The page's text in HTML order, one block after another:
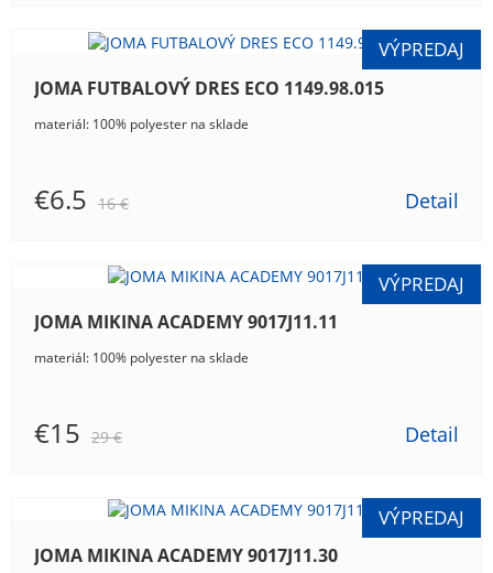
JOMA FUTBALOVÝ DRES ECO 1149.98.015
materiál: 100% polyester na sklade
€6.5 16 € Detail
JOMA MIKINA ACADEMY 9017J11.11
materiál: 100% polyester na sklade
€15 29 € Detail
JOMA MIKINA ACADEMY 9017J11.30